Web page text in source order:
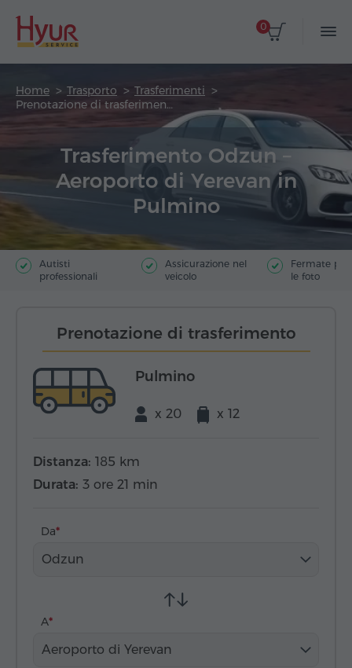
0
Home Trasporto
Trasferimenti
Prenotazione di trasferimento
Trasferimento Odzun –
Aeroporto di Yerevan in
Pulmino
Autisti
professionali
Assicurazione nel
veicolo
Fermate
le foto
Prenotazione di trasferimento
Pulmino
x 20 x 12
Distanza: 185 km
Durata: 3 ore 21 min
Da
Odzun
A
Aeroporto di Yerevan